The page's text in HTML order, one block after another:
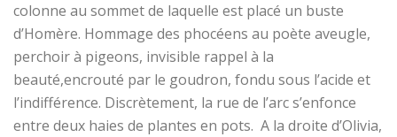
colonne au sommet de laquelle est placé un buste
d’Homère. Hommage des phocéens au poète aveugle,
perchoir à pigeons, invisible rappel à la
beauté,encrouté par le goudron, fondu sous l’acide et
l’indifférence. Discrètement, la rue de l’arc s’enfonce
entre deux haies de plantes en pots. A la droite d’Olivia,